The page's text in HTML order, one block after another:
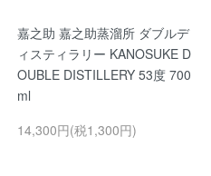
嘉之助 嘉之助蒸溜所 ダブルデ
ィスティラリー KANOSUKE D
OUBLE DISTILLERY 53度 700
ml
14,300円(税1,300円)